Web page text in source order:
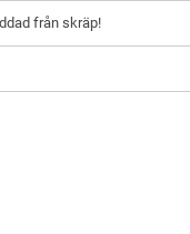
från skräp!